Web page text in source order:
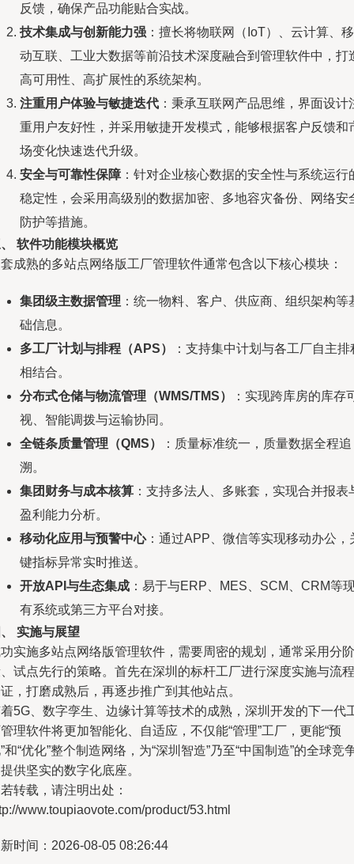
反馈，确保产品功能贴合实战。
技术集成与创新能力强 ：擅长将物联网（IoT）、云计算、移
动互联、工业大数据等前沿技术深度融合到管理软件中，打
高可用性、高扩展性的系统架构。
注重用户体验与敏捷迭代 ：秉承互联网产品思维，界面设计
重用户友好性，并采用敏捷开发模式，能够根据客户反馈和
场变化快速迭代升级。
安全与可靠性保障 ：针对企业核心数据的安全性与系统运行
稳定性，会采用高级别的数据加密、多地容灾备份、网络安
防护等措施。
软件功能模块概览
成熟的多站点网络版工厂管理软件通常包含以下核心模块：
集团级主数据管理 ：统一物料、客户、供应商、组织架构等
础信息。
多工厂计划与排程（APS）
：支持集中计划与各工厂自主排
相结合。
分布式仓储与物流管理（WMS/TMS）
：实现跨库房的库存
视、智能调拨与运输协同。
全链条质量管理（QMS）
：质量标准统一，质量数据全程追
溯。
集团财务与成本核算 ：支持多法人、多账套，实现合并报表
盈利能力分析。
移动化应用与预警中心：通过APP、微信等实现移动办公，
键指标异常实时推送。
开放API与生态集成 ：易于与ERP、MES、SCM、CRM等
有系统或第三方平台对接。
实施与展望
实施多站点网络版管理软件，需要周密的规划，通常采用分阶
试点先行的策略。首先在深圳的标杆工厂进行深度实施与流程
，打磨成熟后，再逐步推广到其他站点。
5G、数字孪生、边缘计算等技术的成熟，深圳开发的下一代
理软件将更加智能化、自适应，不仅能“管理”工厂，更能“预
和“优化”整个制造网络，为“深圳智造”乃至“中国制造”的全球竞
供坚实的数字化底座。
转载，请注明出处：
www.toupiaovote.com/product/53.html
时间：2026-08-05 08:26:44